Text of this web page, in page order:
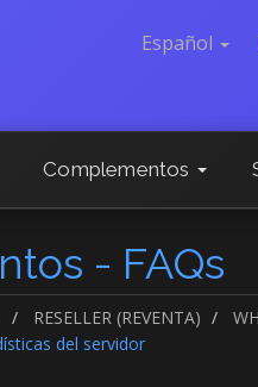
Español
Complementos
- FAQs
RESELLER (REVENTA)
del servidor